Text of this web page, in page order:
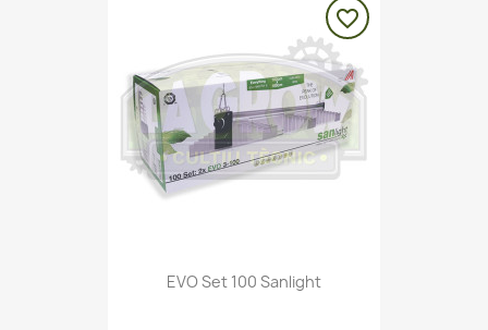
EVO Set 100 Sanlight
favorite_border